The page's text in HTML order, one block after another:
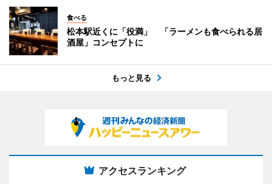
食べる
松本駅近くに「役満」 「ラーメンも食べられる居
酒屋」コンセプトに
もっと見る
アクセスランキング